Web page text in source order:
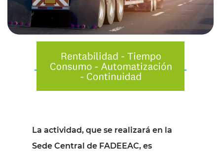
La actividad, que se realizará en la
Sede Central de FADEEAC, es